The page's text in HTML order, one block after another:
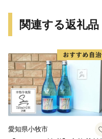
「大切に」「丁寧に」
す。
2011年3月11日に発生
飯舘村は2011年の東日
を受けましたが、
向けて１歩ずつ歩んで
関連する返礼
愛知県小牧市